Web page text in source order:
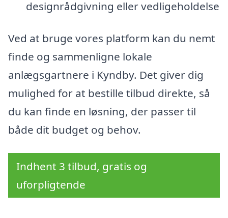
designrådgivning eller vedligeholdelse
Ved at bruge vores platform kan du nemt
finde og sammenligne lokale
anlægsgartnere i Kyndby. Det giver dig
mulighed for at bestille tilbud direkte, så
du kan finde en løsning, der passer til
både dit budget og behov.
Indhent 3 tilbud, gratis og
uforpligtende